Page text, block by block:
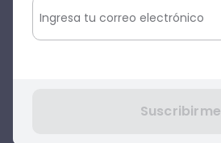
Suscribirme